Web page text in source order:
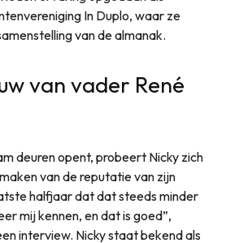
In Duplo, waar ze
van de almanak.
van vader René
deuren opent, probeert Nicky zich
van de reputatie van zijn
halfjaar dat dat steeds minder
mij kennen, en dat is goed”,
interview. Nicky staat bekend als